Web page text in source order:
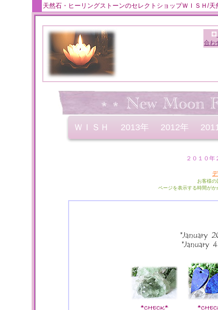
天然石・ヒーリングストーンのセレクトショップＷＩＳＨ/
合わ
ＷＩＳＨ 2013年 2012年
２０１０年
お客様の
ページを表示する時間が